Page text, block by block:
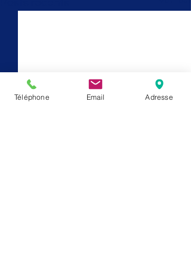
Téléphone Email Adresse